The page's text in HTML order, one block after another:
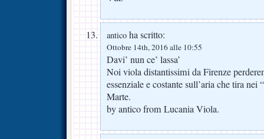
antico ha scritto:
Ottobre 14th, 2016 alle 10:55
Davi’ nun ce’ lassa’
Noi viola distantissimi da Firenze
essenziale e costante sull’aria che tira
Marte.
by antico from Lucania Viola.